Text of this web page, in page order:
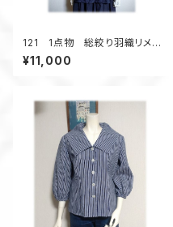
121 1点物 総絞り羽織リメイ
ク プルオーバーブラウス ３シ
ーズン ツイスト衿 黒 リラッ
¥11,000